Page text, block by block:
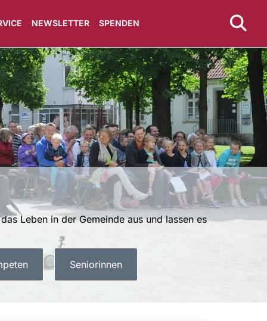
NEWSLETTER SPENDEN
Leben in der Gemeinde aus und lassen es
Seniorinnen